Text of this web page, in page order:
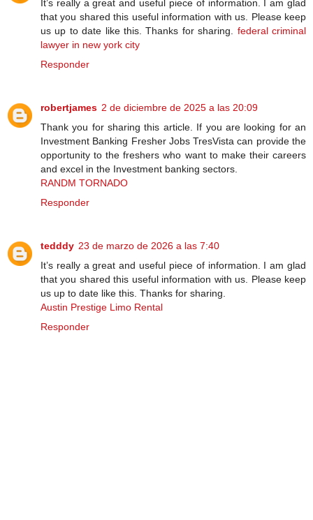
It’s really a great and useful piece of information. I am glad
that you shared this useful information with us. Please keep
us up to date like this. Thanks for sharing. federal criminal
lawyer in new york city
Responder
robertjames 2 de diciembre de 2025 a las 20:09
Thank you for sharing this article. If you are looking for an
Investment Banking Fresher Jobs TresVista can provide the
opportunity to the freshers who want to make their careers
and excel in the Investment banking sectors.
RANDM TORNADO
Responder
tedddy 23 de marzo de 2026 a las 7:40
It’s really a great and useful piece of information. I am glad
that you shared this useful information with us. Please keep
us up to date like this. Thanks for sharing.
Austin Prestige Limo Rental
Responder